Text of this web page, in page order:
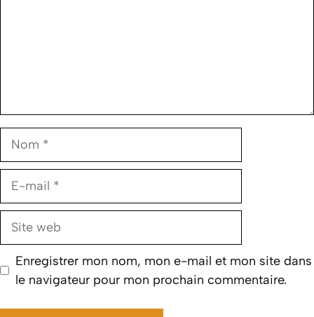
Nom
E-
Site
Enregistrer mon nom, mon e-mail et mon site dans
le navigateur pour mon prochain commentaire.